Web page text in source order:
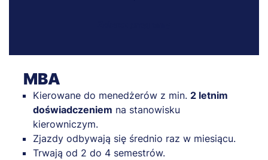
MBA
Kierowane do menedżerów z min. 2 letnim
doświadczeniem na stanowisku
kierowniczym.
Zjazdy odbywają się średnio raz w miesiącu.
Trwają od 2 do 4 semestrów.